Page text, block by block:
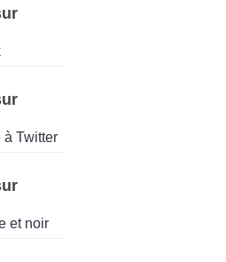
à Twitter
et noir